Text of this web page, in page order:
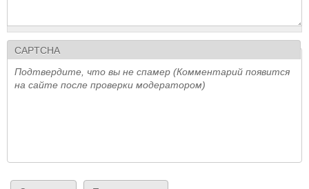
CAPTCHA
Подтвердите, что вы не спамер (Комментарий появится
на сайте после проверки модератором)